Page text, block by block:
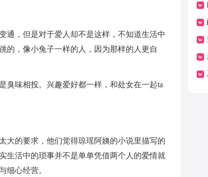
通，但是对于爱人却不是这样，不知道生活中
的，像小兔子一样的人，因为那样的人更自
臭味相投。兴趣爱好都一样，和处女在一起ta
大的要求，他们觉得琼瑶阿姨的小说里描写的
生活中的琐事并不是单单凭借两个人的爱情就
细心经营。